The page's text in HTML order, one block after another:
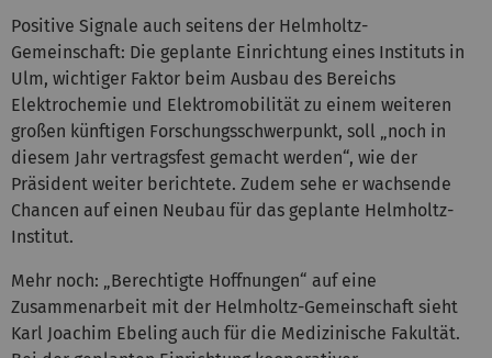
Positive Signale auch seitens der Helmholtz-
Gemeinschaft: Die geplante Einrichtung eines Instituts in
Ulm, wichtiger Faktor beim Ausbau des Bereichs
Elektrochemie und Elektromobilität zu einem weiteren
großen künftigen Forschungsschwerpunkt, soll „noch in
diesem Jahr vertragsfest gemacht werden“, wie der
Präsident weiter berichtete. Zudem sehe er wachsende
Chancen auf einen Neubau für das geplante Helmholtz-
Institut.
Mehr noch: „Berechtigte Hoffnungen“ auf eine
Zusammenarbeit mit der Helmholtz-Gemeinschaft sieht
Karl Joachim Ebeling auch für die Medizinische Fakultät.